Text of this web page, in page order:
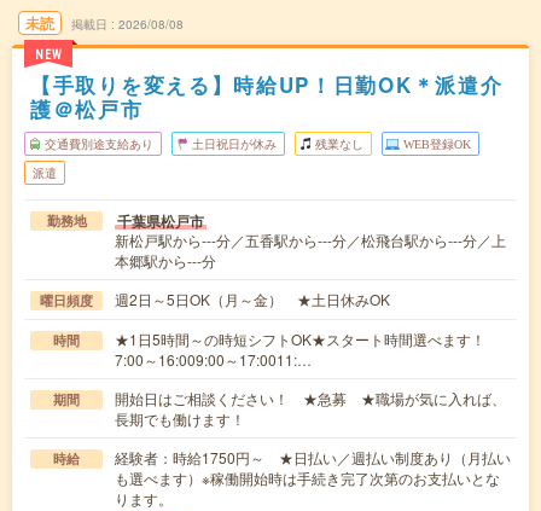
未読
NEW
掲載日 2026/08/08
【手取りを変える】時給UP！日勤OK＊派遣介
護＠松戸市
交通費別途支給あり 土日祝日が休み 残業なし WEB登録OK
派遣
勤務地 千葉県松戸市
新松戸駅から---分／五香駅から---分／松飛台駅から---分／上
本郷駅から---分
曜日頻度 週2日～5日OK（月～金） ★土日休みOK
時間
★1日5時間～の時短シフトOK★スタート時間選べます！
7:00～16:009:00～17:0011:…
期間
開始日はご相談ください！ ★急募 ★職場が気に入れば、
長期でも働けます！
時給
経験者：時給1750円～ ★日払い／週払い制度あり（月払い
も選べます）※稼働開始時は手続き完了次第のお支払いとな
ります。